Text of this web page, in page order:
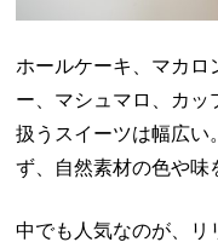
ホールケーキ、マカロ
ー、マシュマロ、カ
扱うスイーツは幅広い
ず、自然素材の色や味
中でも人気なのが、リ